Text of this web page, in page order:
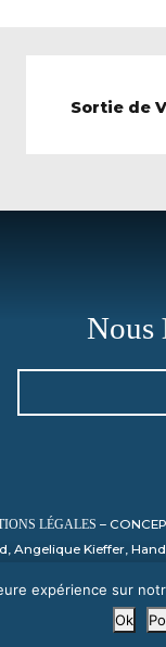
Sortie de
Nous
LÉGALES –
Angelique Kieffer,
expérience sur
Ok